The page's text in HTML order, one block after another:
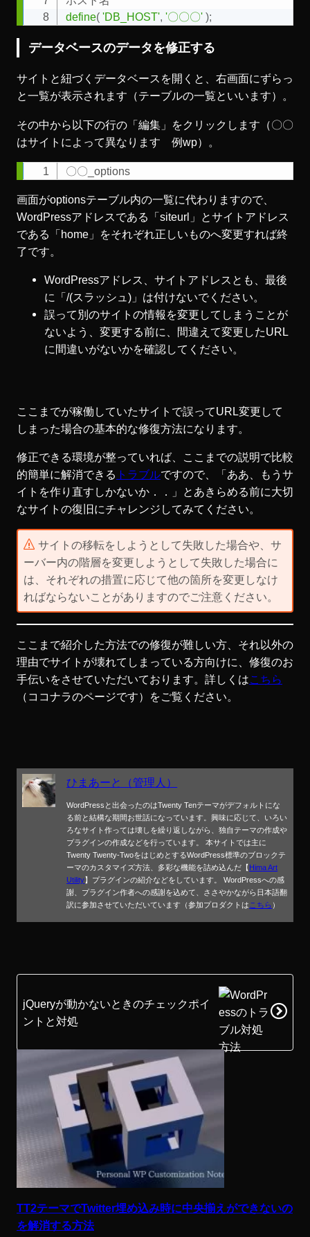
define( 'DB_HOST', '〇〇〇' );
データベースのデータを修正する
サイトと紐づくデータベースを開くと、右画面にずらっ
と一覧が表示されます（テーブルの一覧といいます）。
その中から以下の行の「編集」をクリックします（〇〇
はサイトによって異なります 例wp）。
〇〇_options
画面がoptionsテーブル内の一覧に代わりますので、
WordPressアドレスである「siteurl」とサイトアドレス
である「home」をそれぞれ正しいものへ変更すれば終
了です。
WordPressアドレス、サイトアドレスとも、最後
に「/(スラッシュ)」は付けないでください。
誤って別のサイトの情報を変更してしまうことが
ないよう、変更する前に、間違えて変更したURL
に間違いがないかを確認してください。
ここまでが稼働していたサイトで誤ってURL変更して
しまった場合の基本的な修復方法になります。
修正できる環境が整っていれば、ここまでの説明で比較
的簡単に解消できる トラブルですので、「ああ、もうサ
イトを作り直すしかないか．．」とあきらめる前に大切
なサイトの復旧にチャレンジしてみてください。
サイトの移転をしようとして失敗した場合や、サ
ーバー内の階層を変更しようとして失敗した場合に
は、それぞれの措置に応じて他の箇所を変更しなけ
ればならないことがありますのでご注意ください。
ここまで紹介した方法での修復が難しい方、それ以外の
理由でサイトが壊れてしまっている方向けに、修復のお
手伝いをさせていただいております。詳しくはこちら
（ココナラのページです）をご覧ください。
ひまあーと（管理人）
WordPressと出会ったのはTwenty Tenテーマがデフォルトにな
る前と結構な期間お世話になっています。興味に応じて、いろい
ろなサイト作っては壊しを繰り返しながら、独自テーマの作成や
プラグインの作成などを行っています。 本サイトでは主に
Twenty Twenty-TwoをはじめとするWordPress標準のブロックテ
ーマのカスタマイズ方法、多彩な機能を詰め込んだ【Hima Art
Utility】プラグインの紹介などをしています。 WordPressへの感
謝、プラグイン作者への感謝を込めて、ささやかながら日本語翻
訳に参加させていただいています（参加プロダクトは こちら ）
jQueryが動かないときのチェックポイ
ントと対処
TT2テーマでTwitter埋め込み時に中央揃えができないの
を解消する方法